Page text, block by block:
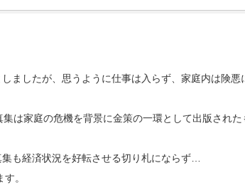
ましたが、思うように仕事は入らず、家庭内は険悪
は家庭の危機を背景に金策の一環として出版された
も経済状況を好転させる切り札にならず…
。